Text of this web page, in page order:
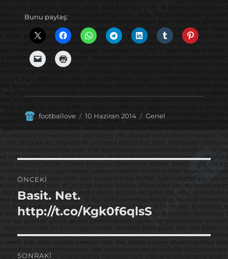
Bunu paylaş:
Yazar
footballove
Yayın
tarihi
10 Haziran 2014 Kategoriler
Genel
Yazı
gezinmesi
ÖNCEKI
Önceki
yazı:
Basit. Net.
http://t.co/Kgk0f6qlsS
SONRAKI